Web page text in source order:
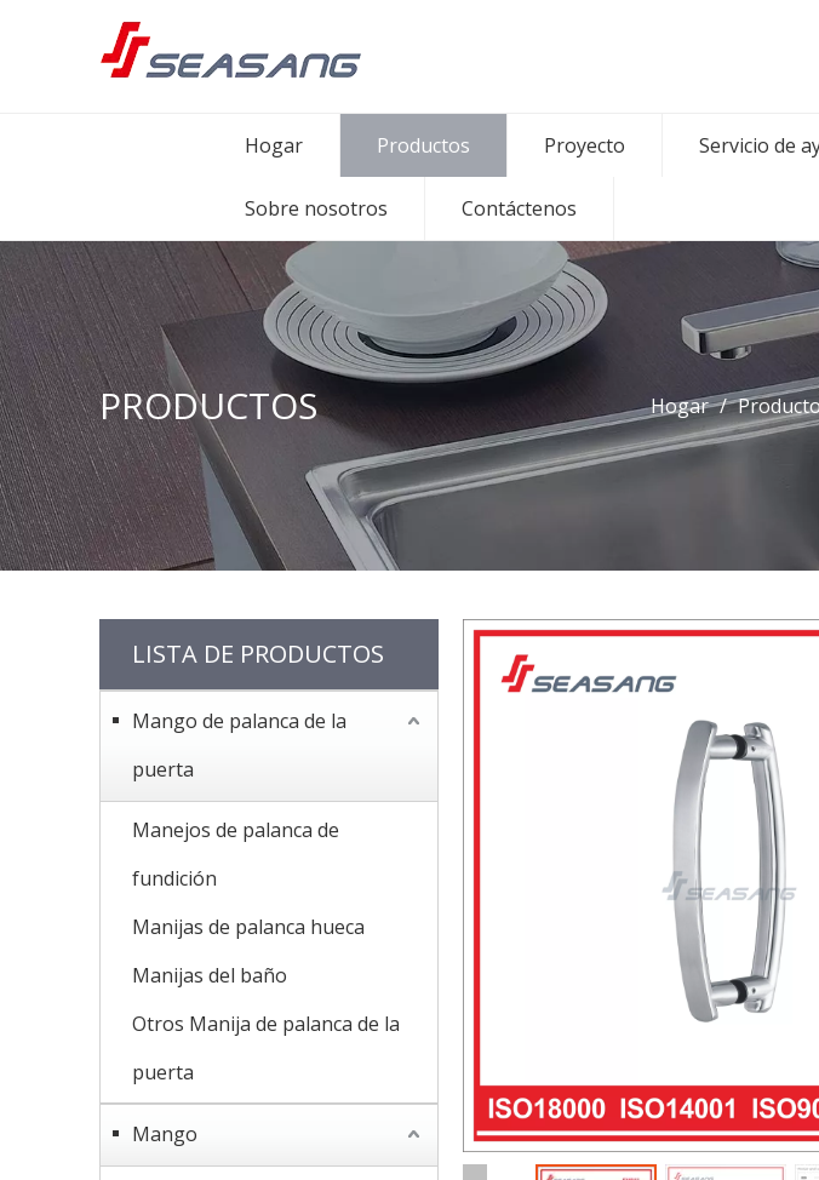
Hogar Productos Proyecto Servicio de
Sobre nosotros Contáctenos
PRODUCTOS Hogar /
LISTA DE PRODUCTOS
Mango de palanca de la
puerta
Manejos de palanca de
fundición
Manijas de palanca hueca
Manijas del baño
Otros Manija de palanca de la
puerta
Mango